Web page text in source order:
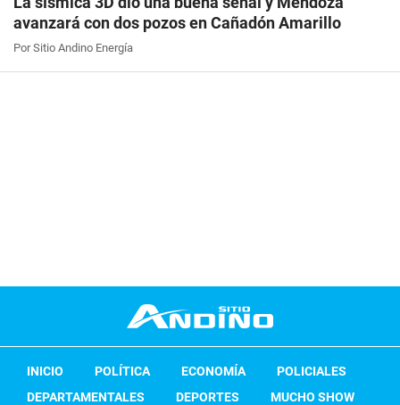
avanzará con dos pozos en Cañadón Amarillo
Por Sitio Andino Energía
INICIO POLÍTICA ECONOMÍA
POLICIALES
DEPARTAMENTALES
DEPORTES MUCHO SHOW